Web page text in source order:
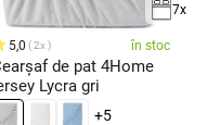
7x
5,0 2x în stoc
de pat 4Home
Lycra gri
+5